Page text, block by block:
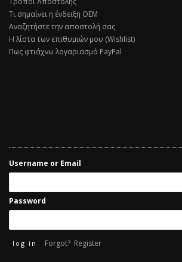
Τι σημαίνει η ένδειξη ΟΕΜ
Αναζητήστε την αποστολή σας
Η λίστα των επιθυμιών μου (Wishlist)
Πως φτιάχνω λογαριασμό PayPal
Username or Email
Password
Forgot? Register